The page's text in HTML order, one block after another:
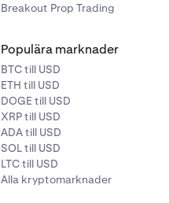
Breakout Prop Trading
Populära marknader
BTC till USD
ETH till USD
DOGE till USD
XRP till USD
ADA till USD
SOL till USD
LTC till USD
Alla kryptomarknader